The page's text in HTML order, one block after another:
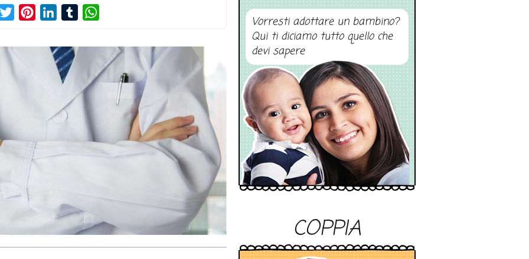
TwitterPinterestLinkedInTumblr
Vorresti adottare un bambino?
Qui ti diciamo tutto quello che
devi sapere
COPPIA